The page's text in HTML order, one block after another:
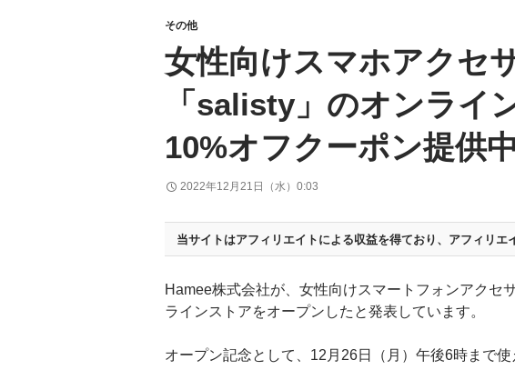
その他
女性向けスマホアクセ
「salisty」のオンライ
10%オフクーポン提供中
2022年12月21日（水）0:03
当サイトはアフィリエイトによる収益を得ており、 アフィリエ
Hamee株式会社が、女性向けスマートフォンアクセ
ラインストアをオープンしたと発表しています。
オープン記念として、12月26日（月）午後6時まで